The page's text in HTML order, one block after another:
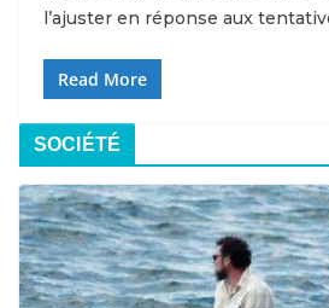
l’ajuster en réponse aux
Read More
SOCIÉTÉ